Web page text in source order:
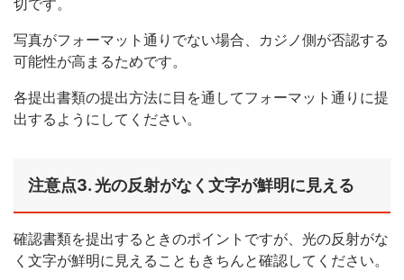
写真がフォーマット通りでない場合、カジノ側が否認する
可能性が高まるためです。
各提出書類の提出方法に目を通してフォーマット通りに提
出するようにしてください。
注意点3. 光の反射がなく文字が鮮明に見える
確認書類を提出するときのポイントですが、光の反射がな
く文字が鮮明に見えることもきちんと確認してください。